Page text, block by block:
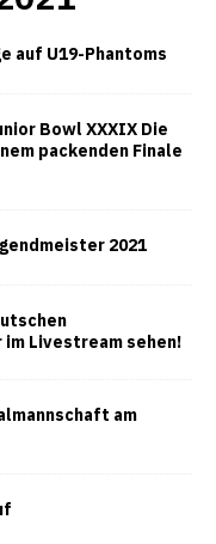
auf U19-Phantoms
Bowl XXXIX Die
packenden Finale
2021
Livestream sehen!
am